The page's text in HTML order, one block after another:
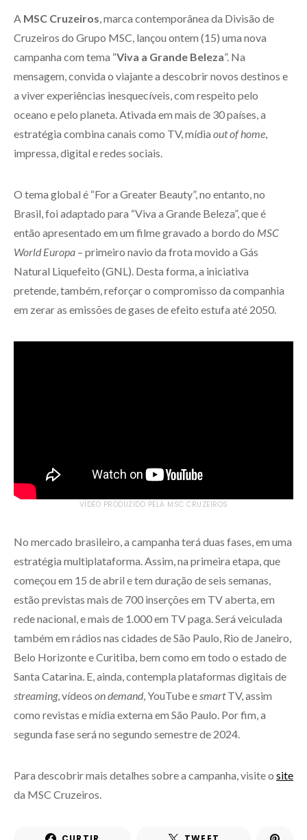
A MSC Cruzeiros , marca contemporânea da Divisão de
Cruzeiros do Grupo MSC, lançou ontem (15) uma nova
campanha com tema “Viva a Grande Beleza”. Na
mensagem, convida o viajante a descobrir novos destinos e
a viver experiências inesquecíveis, com respeito pelo
oceano e pelo planeta. Ativada em mais de 30 países, a
estratégia combina canais como TV, mídia out of home
impressa, digital e redes sociais.
O tema global é “For a Greater Beauty”, no entanto, no
Brasil, foi adaptado para “Viva a Grande Beleza”, que é
então apresentado em um filme gravado a bordo do MSC
World Europa – primeiro navio da frota movido a Gás
Natural Liquefeito (GNL). Desta forma, a iniciativa
pretende, também, reforçar o compromisso da companhia
em zerar as emissões de gases de efeito estufa até 2050.
VÍDEO PRODUZIDO PELA MSC CRUZEIROS
No mercado brasileiro, a campanha terá duas fases, em uma
estratégia multiplataforma. Assim, na primeira etapa, que
começou em 15 de abril e tem duração de seis semanas,
estão previstas mais de 700 inserções em TV aberta, em
rede nacional, e mais de 1.000 em TV paga. Será veiculada
também em rádios nas cidades de São Paulo, Rio de Janeiro,
Belo Horizonte e Curitiba, bem como em todo o estado de
Santa Catarina. E, ainda, contempla plataformas digitais de
streaming, vídeos on demand, YouTube esmartTV, assim
como revistas e mídia externa em São Paulo. Por fim, a
segunda fase será no segundo semestre de 2024.
Para descobrir mais detalhes sobre a campanha, visite o site
da MSC Cruzeiros.